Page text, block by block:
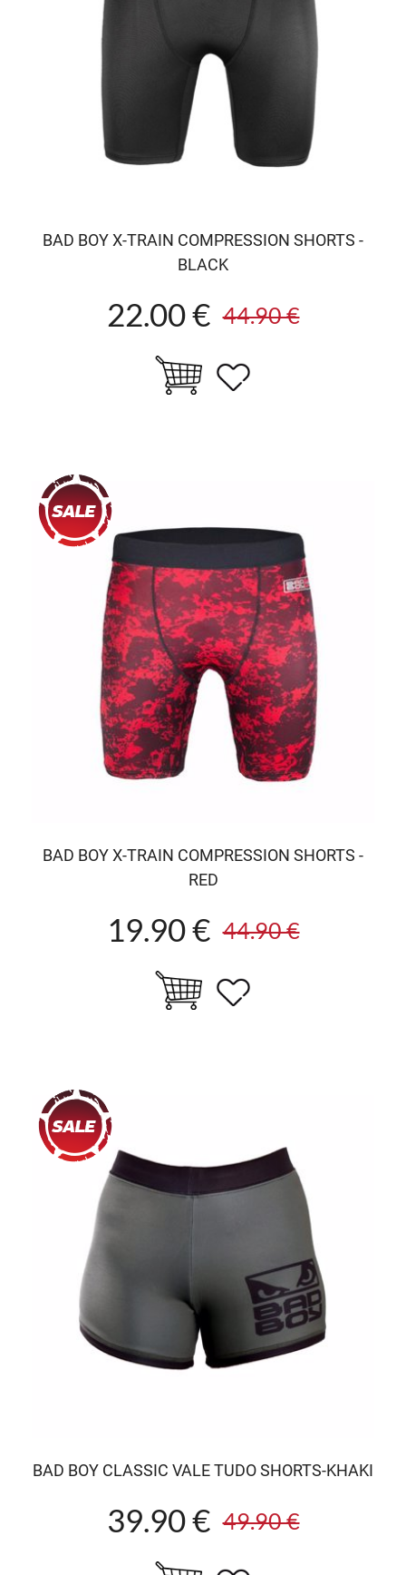
BAD BOY X-TRAIN COMPRESSION SHORTS -
BLACK
22.00 € 44.90 €
BAD BOY X-TRAIN COMPRESSION SHORTS -
RED
19.90 € 44.90 €
BAD BOY CLASSIC VALE TUDO SHORTS-KHAKI
39.90 € 49.90 €